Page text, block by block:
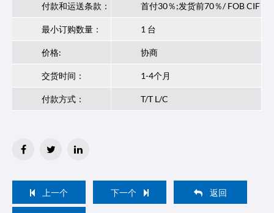
付款和运送条款： 首付30％;发货前70％/ FOB CIF
最小订购数量： 1 台
价格: 协商
交货时间： 1-4个月
付款方式： T/T L/C
上一个 下一个 返回